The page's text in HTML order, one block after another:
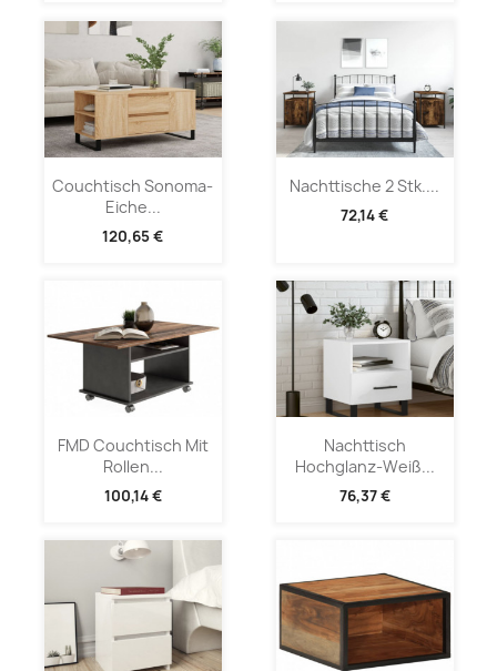
Couchtisch Sonoma-
Eiche...
120,65 €
Nachttische 2 Stk....
72,14 €
FMD Couchtisch Mit
Rollen...
100,14 €
Nachttisch
Hochglanz-Weiß...
76,37 €